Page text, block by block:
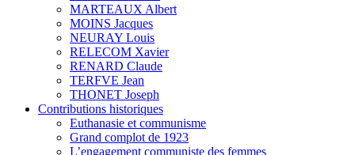
MARTEAUX Albert
MOINS Jacques
NEURAY Louis
RELECOM Xavier
RENARD Claude
TERFVE Jean
THONET Joseph
Contributions historiques
Euthanasie et communisme
Grand complot de 1923
L’engagement communiste des femmes